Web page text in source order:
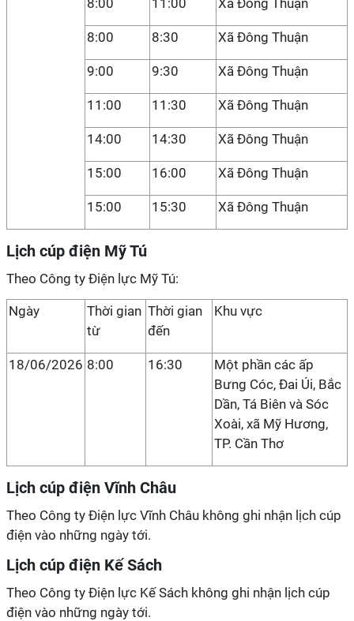
8:00 11:00 Xã Đông Thuận
8:00 8:30 Xã Đông Thuận
9:00 9:30 Xã Đông Thuận
11:00 11:30 Xã Đông Thuận
14:00 14:30 Xã Đông Thuận
15:00 16:00 Xã Đông Thuận
15:00 15:30 Xã Đông Thuận
Lịch cúp điện Mỹ Tú
Theo Công ty Điện lực Mỹ Tú:
Ngày
Thời gian
từ
Thời gian
đến
Khu vực
18/06/2026 8:00 16:30
Một phần các ấp
Bưng Cóc, Đai Úi, Bắc
Dần, Tá Biên và Sóc
Xoài, xã Mỹ Hương,
TP. Cần Thơ
Lịch cúp điện Vĩnh Châu
Theo Công ty Điện lực Vĩnh Châu không ghi nhận lịch cúp
điện vào những ngày tới.
Lịch cúp điện Kế Sách
Theo Công ty Điện lực Kế Sách không ghi nhận lịch cúp
điện vào những ngày tới.